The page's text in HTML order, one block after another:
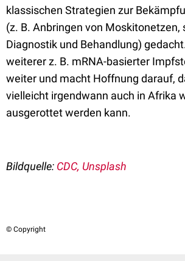
klassischen Strategien zur
(z. B. Anbringen von Moskitonetzen,
Diagnostik und Behandlung)
weiterer z. B. mRNA-basierter
weiter und macht Hoffnung darauf,
vielleicht irgendwann auch in Afrika
ausgerottet werden kann.
Bildquelle: CDC, Unsplash
© Copyright